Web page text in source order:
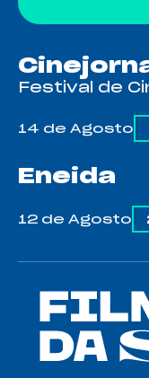
Festival de
14 de Agosto
ESTREIA
Eneida
12 de Agosto